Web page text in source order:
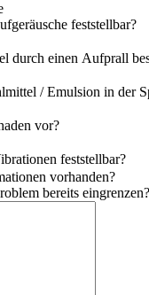
feststellbar?
durch einen Aufprall
/ Emulsion in der
vor?
feststellbar?
vorhanden?
bereits eingrenzen?